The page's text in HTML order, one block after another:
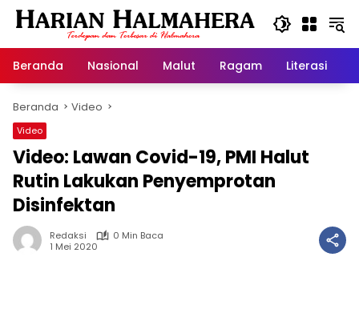
Langsung
Beranda
Nasional Malut Ragam Literasi
Beranda Video
Video
Video: Lawan Covid-19, PMI Halut
Rutin Lakukan Penyemprotan
Disinfektan
Redaksi
0 Min Baca
1 Mei 2020